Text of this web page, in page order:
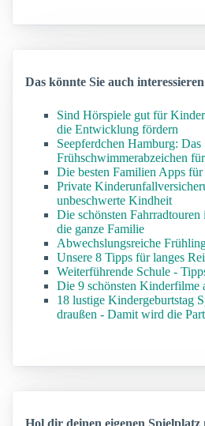
Das könnte Sie auch interessieren
Sind Hörspiele gut für
die Entwicklung fördern
Seepferdchen Hamburg: Das
Frühschwimmerabzeichen
Die besten Familien Apps
Private
unbeschwerte Kindheit
Die schönsten
die ganze Familie
Abwechslungsreiche
Unsere 8 Tipps für langes
Weiterführende Schule -
Die 9 schönsten Kinderfilme
18 lustige Kindergeburtstag
draußen - Damit wird die